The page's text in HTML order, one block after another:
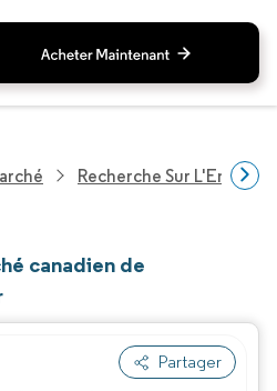
Recherche Sur
canadien de
Partager